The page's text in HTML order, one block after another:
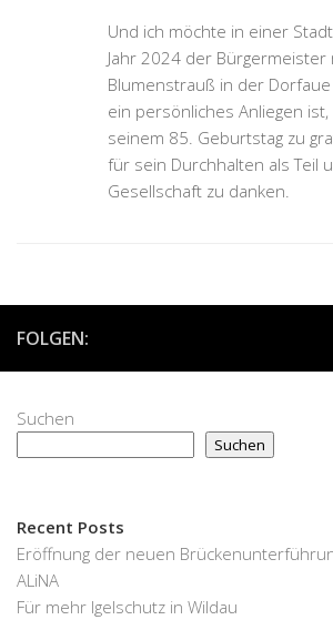
Und ich möchte in einer
Jahr 2024 der
Blumenstrauß in der
ein persönliches Anliegen ist,
seinem 85. Geburtstag zu
für sein Durchhalten als Teil
Gesellschaft zu danken.
FOLGEN:
Suchen
Suchen
Recent Posts
Eröffnung der neuen
ALiNA
Für mehr Igelschutz in Wildau